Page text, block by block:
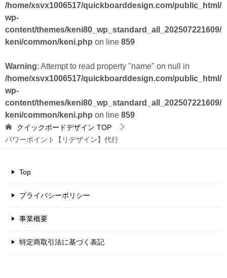
/home/xsvx1006517/quickboarddesign.com/public_html/
wp-
content/themes/keni80_wp_standard_all_202507221609/
keni/common/keni.php on line 859
Warning: Attempt to read property "name" on null in
/home/xsvx1006517/quickboarddesign.com/public_html/
wp-
content/themes/keni80_wp_standard_all_202507221609/
keni/common/keni.php on line 859
クイックボードデザイン TOP
パワーポイント【リデザイン】代行
Top
プライバシーポリシー
事業概要
特定商取引法に基づく表記